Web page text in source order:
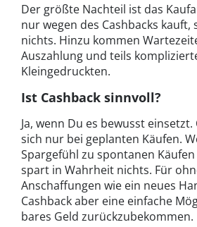
Der größte Nachteil ist das
nur wegen des Cashbacks kauft,
nichts. Hinzu kommen
Auszahlung und teils
Kleingedruckten.
Ist Cashback sinnvoll?
Ja, wenn Du es bewusst
sich nur bei geplanten Käufen.
Spargefühl zu spontanen
spart in Wahrheit nichts. Für
Anschaffungen wie ein neues
Cashback aber eine einfache
bares Geld zurückzubekommen.